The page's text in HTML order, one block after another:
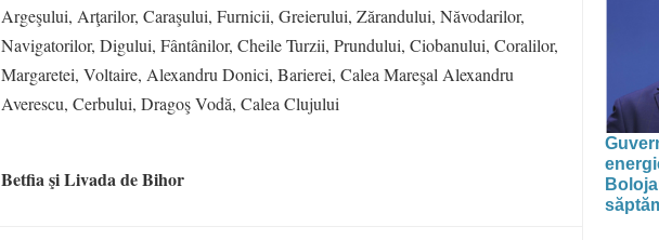
Argeşului, Arţarilor, Caraşului, Furnicii, Greierului, Zărandului, Năvodarilor,
Navigatorilor, Digului, Fântânilor, Cheile Turzii, Prundului, Ciobanului, Coralilor,
Margaretei, Voltaire, Alexandru Donici, Barierei, Calea Mareşal Alexandru
Averescu, Cerbului, Dragoş Vodă, Calea Clujului
Betfia şiLivada de Bihor